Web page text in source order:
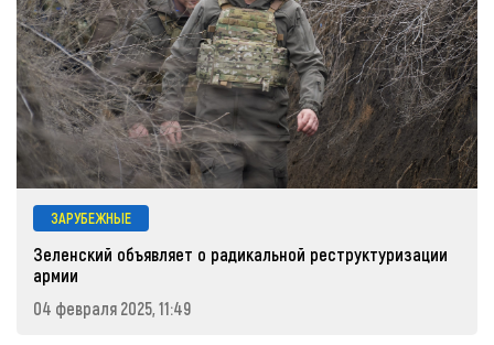
ЗАРУБЕЖНЫЕ
Зеленский объявляет о радикальной реструктуризации
армии
04 февраля 2025, 11:49